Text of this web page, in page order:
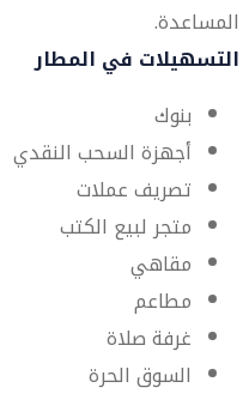
المساعدة.
التسهيلات في المطار
بنوك
أجهزة السحب النقدي
تصريف عملات
متجر لبيع الكتب
مقاهي
مطاعم
غرفة صلاة
السوق الحرة